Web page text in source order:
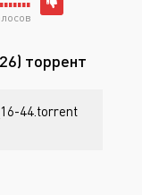
торрент
44.torrent